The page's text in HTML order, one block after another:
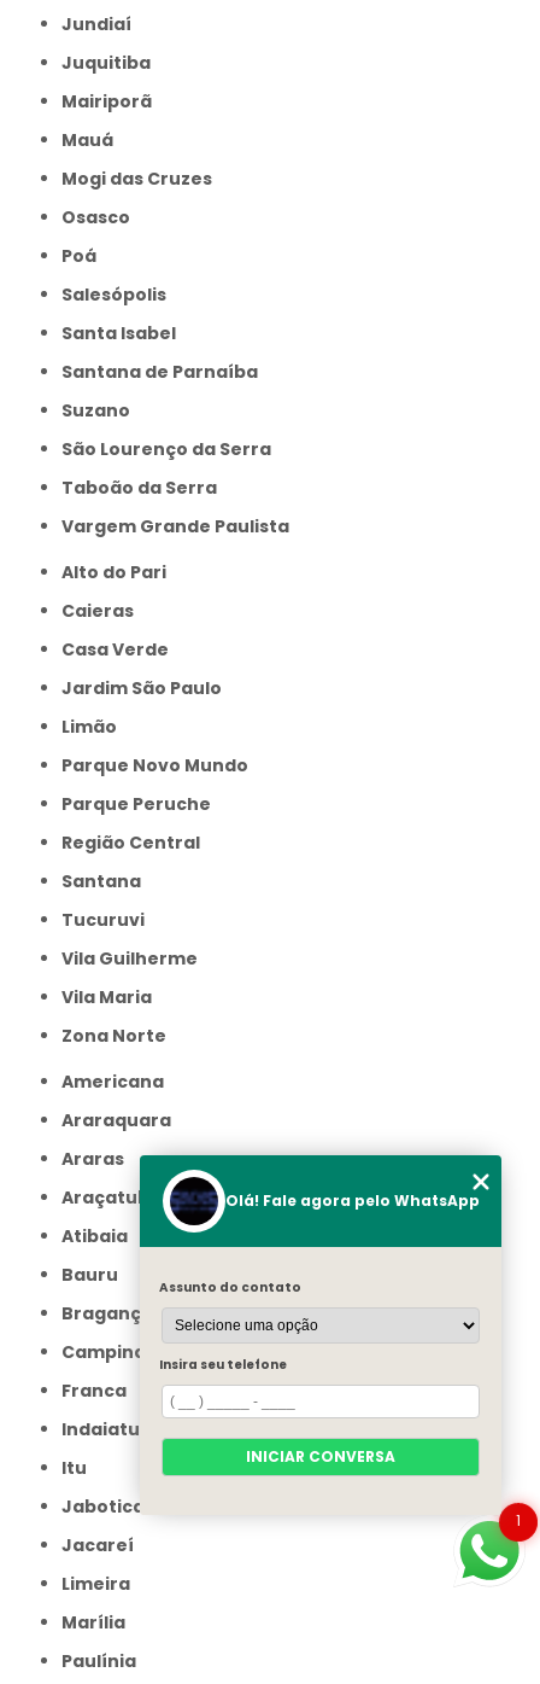
Jundiaí
Juquitiba
Mairiporã
Mauá
Mogi das Cruzes
Osasco
Poá
Salesópolis
Santa Isabel
Santana de Parnaíba
Suzano
São Lourenço da Serra
Taboão da Serra
Vargem Grande Paulista
Alto do Pari
Caieras
Casa Verde
Jardim São Paulo
Limão
Parque Novo Mundo
Parque Peruche
Região Central
Santana
Tucuruvi
Vila Guilherme
Vila Maria
Zona Norte
Americana
Araraquara
Araras
Araçatuba
Atibaia
Bauru
Bragança Paulista
Campinas
Franca
Indaiatuba
Itu
Jaboticabal
Jacareí
Limeira
Marília
Paulínia
1
Olá! Fale agora pelo WhatsApp
Assunto do contato
Insira seu telefone
INICIAR CONVERSA